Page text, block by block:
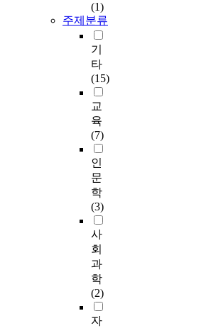
(1)
주제분류
기
타
(15)
교
육
(7)
인
문
학
(3)
사
회
과
학
(2)
자